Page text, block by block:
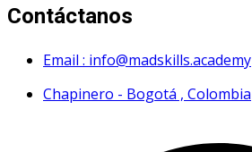
Contáctanos
Email : info@madskills.academy
Chapinero - Bogotá , Colombia